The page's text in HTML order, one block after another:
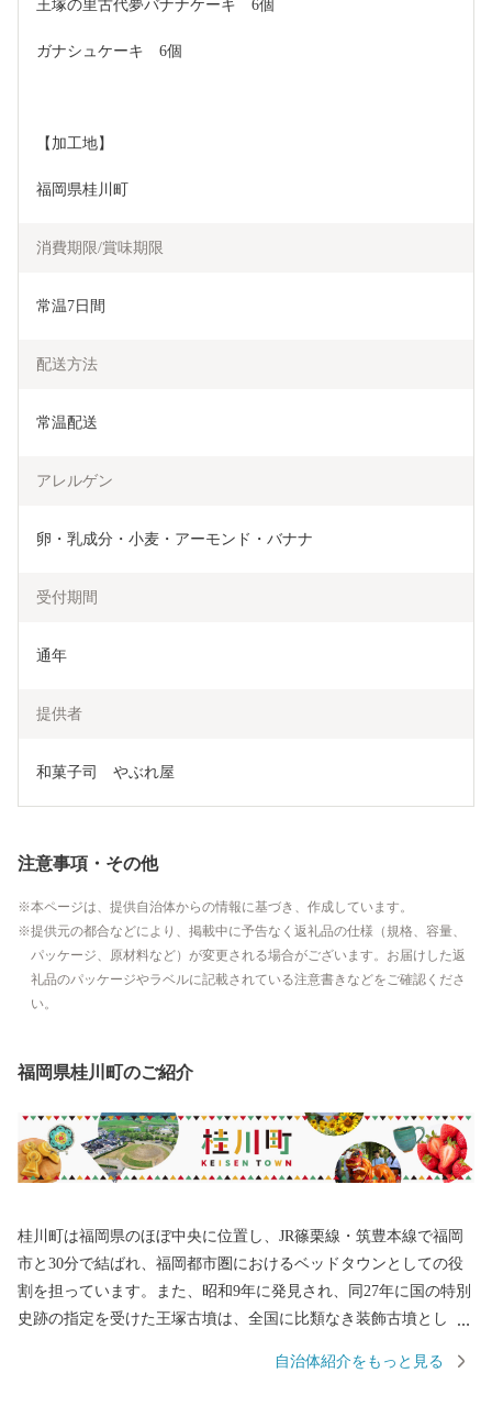
王塚の里古代夢バナナケーキ　6個
ガナシュケーキ　6個
【加工地】
福岡県桂川町
消費期限/賞味期限
常温7日間
配送方法
常温配送
アレルゲン
卵・乳成分・小麦・アーモンド・バナナ
受付期間
通年
提供者
和菓子司　やぶれ屋
注意事項・その他
本ページは、提供自治体からの情報に基づき、作成しています。
提供元の都合などにより、掲載中に予告なく返礼品の仕様（規格、容量、
パッケージ、原材料など）が変更される場合がございます。お届けした返
礼品のパッケージやラベルに記載されている注意書きなどをご確認くださ
い。
福岡県桂川町のご紹介
桂川町は福岡県のほぼ中央に位置し、JR篠栗線・筑豊本線で福岡
市と30分で結ばれ、福岡都市圏におけるベッドタウンとしての役
割を担っています。また、昭和9年に発見され、同27年に国の特別
史跡の指定を受けた王塚古墳は、全国に比類なき装飾古墳とし
い町の特性を生かしコンパクトでも利便性の高い、みんなが笑顔
自治体紹介をもっと見る